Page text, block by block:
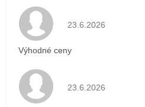
Hodnocení obchodu
23.6.2026
Výhodné ceny
Hodnocení obchodu
23.6.2026